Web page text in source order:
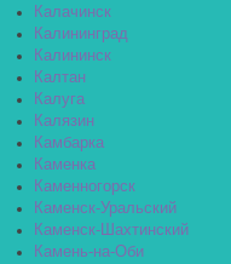
Калачинск
Калининград
Калининск
Калтан
Калуга
Калязин
Камбарка
Каменка
Каменногорск
Каменск-Уральский
Каменск-Шахтинский
Камень-на-Оби